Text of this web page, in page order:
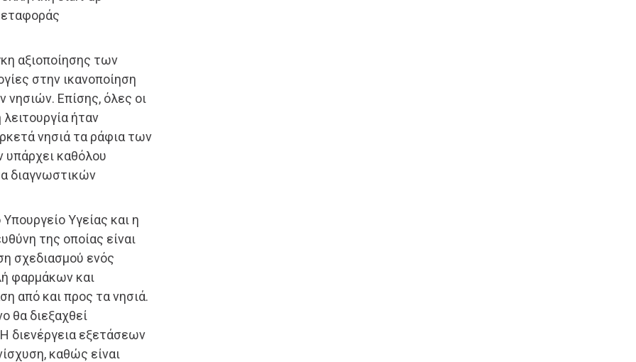
αξιοποίησης των
στην ικανοποίηση
Επίσης, όλες οι
ήταν
νησιά τα ράφια των
υπάρχει καθόλου
διαγνωστικών
Υγείας και η
της οποίας είναι
σχεδιασμού ενός
φαρμάκων και
από και προς τα νησιά.
θα διεξαχθεί
διενέργεια εξετάσεων
καθώς είναι